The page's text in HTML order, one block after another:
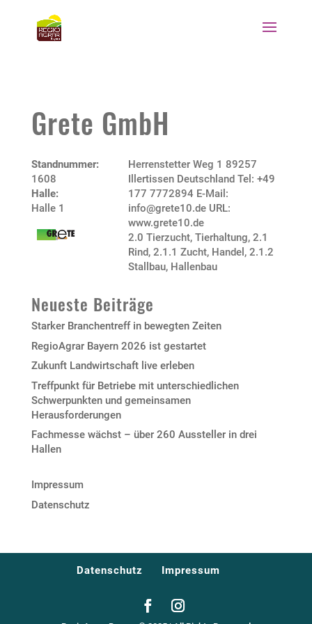
Grete GmbH
Standnummer:
1608
Halle:
Halle 1
Herrenstetter Weg 1 89257
Illertissen Deutschland Tel: +49
177 7772894 E-Mail:
info@grete10.de URL:
www.grete10.de
2.0 Tierzucht, Tierhaltung,2.1
Rind,2.1.1 Zucht, Handel ,2.1.2
Stallbau, Hallenbau
Neueste Beiträge
Starker Branchentreff in bewegten Zeiten
RegioAgrar Bayern 2026 ist gestartet
Zukunft Landwirtschaft live erleben
Treffpunkt für Betriebe mit unterschiedlichen
Schwerpunkten und gemeinsamen
Herausforderungen
Fachmesse wächst – über 260 Aussteller in drei
Hallen
Impressum
Datenschutz
Datenschutz Impressum